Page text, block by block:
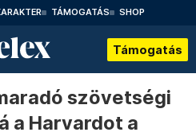
TÁMOGATÁS SHOP
Támogatás
szövetségi
a Harvardot a